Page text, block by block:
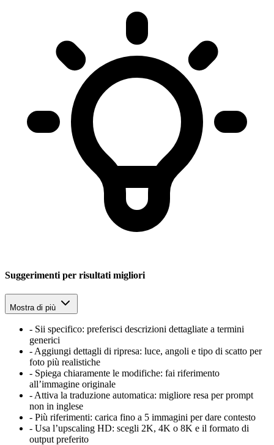
Suggerimenti per risultati migliori
Mostra di più
- Sii specifico: preferisci descrizioni dettagliate a termini
generici
- Aggiungi dettagli di ripresa: luce, angoli e tipo di scatto per
foto più realistiche
- Spiega chiaramente le modifiche: fai riferimento
all’immagine originale
- Attiva la traduzione automatica: migliore resa per prompt
non in inglese
- Più riferimenti: carica fino a 5 immagini per dare contesto
- Usa l’upscaling HD: scegli 2K, 4K o 8K e il formato di
output preferito